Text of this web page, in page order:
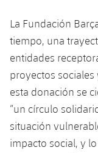
Resultados
Calendario
Resultados
Hockey
Hockey
Actualidad
Plantilla
Agenda
Escuela de
Rugby
plusicon
más
Actualidad
Jugadores
Voleibol
plusicon
más
Noticias
Apúntate a
plusicon
más
La Fundación
tiempo, una
entidades
proyectos sociales
esta donación se
“un círculo
situación
impacto social, y